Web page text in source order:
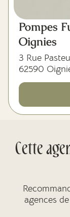
Pompes
Oignies
3 Rue
62590
Cette
agences